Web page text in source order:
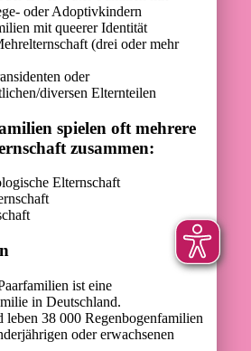
oder Adoptivkindern
mit queerer Identität
(drei oder mehr
oder
diversen Elternteilen
spielen oft mehrere
zusammen:
Elternschaft
ist eine
in Deutschland.
leben 38 000 Regenbogenfamilien
oder erwachsenen